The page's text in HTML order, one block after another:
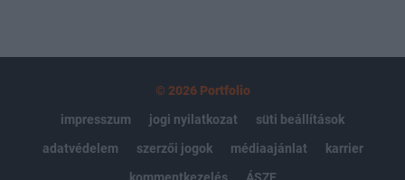
© 2026 Portfolio
impresszum
jogi nyilatkozat
süti beállítások
adatvédelem
szerzői jogok médiaajánlat
karrier
kommentkezelés
ÁSZF